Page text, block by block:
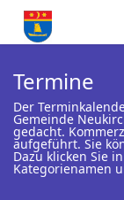
Termine
Der
Gemeinde
gedacht.
aufgeführt. Sie
Dazu klicken Sie
Kategorienamen